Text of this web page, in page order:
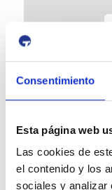
Consentimiento
Esta página web
Las cookies de
el contenido y los
sociales y analizar